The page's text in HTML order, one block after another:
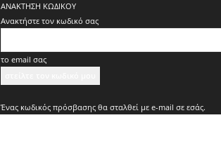
ΑΝΑΚΤΗΣΗ ΚΩΔΙΚΟΥ
Ανακτήστε τον κωδικό σας
το email σας
Ένας κωδικός πρόσβασης θα σταλθεί με e-mail σε εσάς.